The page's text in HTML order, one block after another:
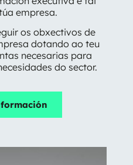
empresa.
os obxectivos de
dotando ao teu
necesarias para
do sector.